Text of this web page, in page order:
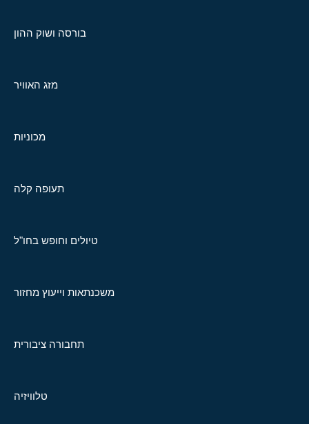
בורסה ושוק ההון
מזג האוויר
מכוניות
תעופה קלה
טיולים וחופש בחו"ל
משכנתאות וייעוץ מחזור
תחבורה ציבורית
טלוויזיה